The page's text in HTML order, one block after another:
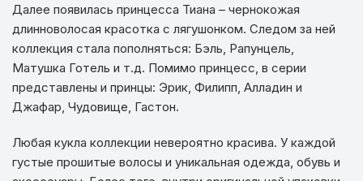
Далее появилась принцесса Тиана – чернокожая
длинноволосая красотка с лягушонком. Следом за ней
коллекция стала пополняться: Бэль, Рапунцель,
Матушка Готель и т.д. Помимо принцесс, в серии
представлены и принцы: Эрик, Филипп, Алладин и
Джафар, Чудовище, Гастон.
Любая кукла коллекции невероятно красива. У каждой
густые прошитые волосы и уникальная одежда, обувь и